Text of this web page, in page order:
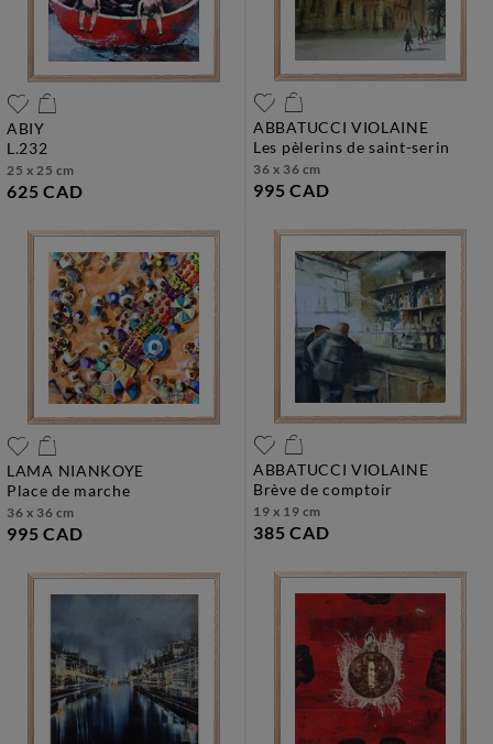
ABIY
l.232
25 x 25 cm
625 CAD
ABBATUCCI VIOLAINE
les pèlerins de saint-serin
36 x 36 cm
995 CAD
LAMA NIANKOYE
place de marche
36 x 36 cm
995 CAD
ABBATUCCI VIOLAINE
brève de comptoir
19 x 19 cm
385 CAD